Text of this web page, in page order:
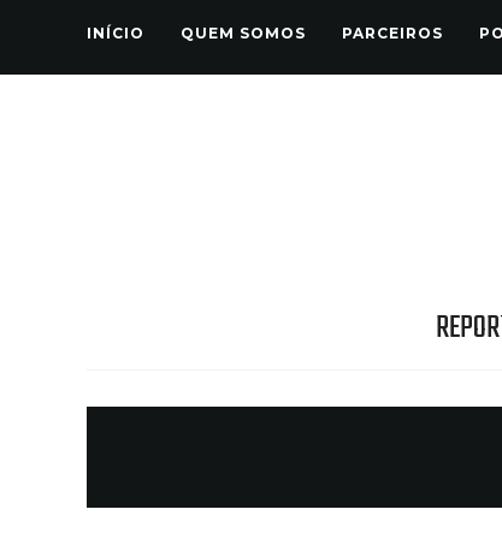
INÍCIO QUEM SOMOS PARCEIROS